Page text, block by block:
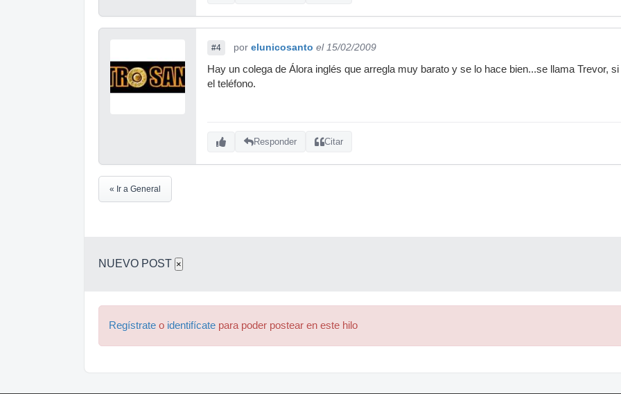
#4 por elunicosanto el 15/02/2009
Hay un colega de Álora inglés que arregla muy barato y se lo hace bien...se llama Trevor,
el teléfono.
Responder Citar
« Ir a General
NUEVO POST ×
Regístrate o identifícate para poder postear en este hilo